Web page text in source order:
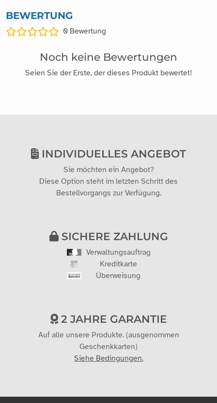
BEWERTUNG
0 Bewertung
Noch keine Bewertungen
Seien Sie der Erste, der dieses Produkt bewertet!
INDIVIDUELLES ANGEBOT
Sie möchten ein Angebot?
Diese Option steht im letzten Schritt des
Bestellvorgangs zur Verfügung.
SICHERE ZAHLUNG
Verwaltungsauftrag
Kreditkarte
Überweisung
2 JAHRE GARANTIE
Auf alle unsere Produkte. (ausgenommen
Geschenkkarten)
Siehe Bedingungen.